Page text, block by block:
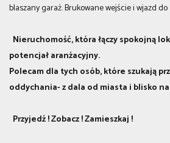
blaszany garaż. Brukowane wejście i wjazd
Nieruchomość, która łączy spokojną
potencjał aranżacyjny.
Polecam dla tych osób, które szukają
oddychania- z dala od miasta i blisko
Przyjedź ! Zobacz ! Zamieszkaj !